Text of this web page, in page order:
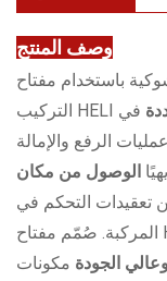
وصف المنتج
باستخدام مفتاح
في
الرفع والإمالة
الوصول من مكان
تعقيدات التحكم في
المركبة. صُمّم مفتاح HELI المُركّب لتحمل الظروف القاسية
الجودة مكونات